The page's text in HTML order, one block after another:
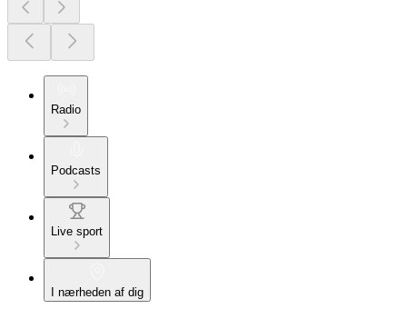
Radio
Podcasts
Live sport
I nærheden af dig